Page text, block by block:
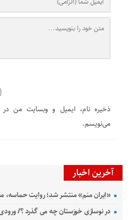
ذخیره نام، ایمیل و وبسایت من در
می‌نویسم.
آخرین اخبار
«ایران منم» منتشر شد؛ روایت
در نوسازی خوزستان چه می گذرد ؟/